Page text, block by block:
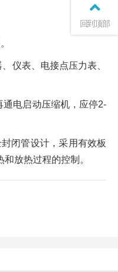
仪表、电接点压力表、
电启动压缩机，应停2-
闭管设计，采用有效板
放热过程的控制。
回到顶部